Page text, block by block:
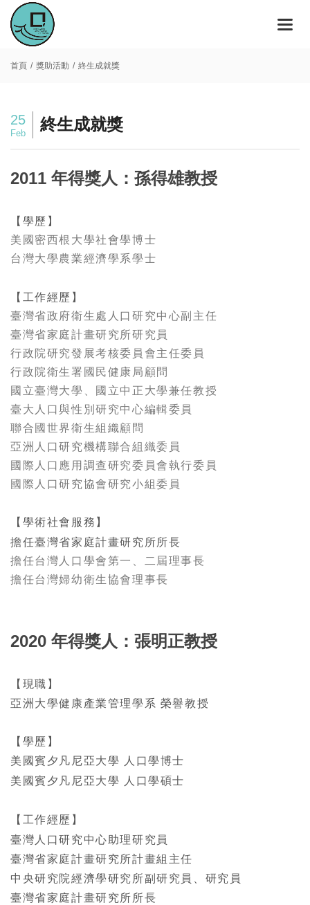
首頁 獎助活動 終生成就獎
25
Feb 終生成就獎
2011 年得獎人：孫得雄教授
【學歷】
美國密西根大學社會學博士
台灣大學農業經濟學系學士
【工作經歷】
臺灣省政府衛生處人口研究中心副主任
臺灣省家庭計畫研究所研究員
行政院研究發展考核委員會主任委員
行政院衛生署國民健康局顧問
國立臺灣大學、國立中正大學兼任教授
臺大人口與性別研究中心編輯委員
聯合國世界衛生組織顧問
亞洲人口研究機構聯合組織委員
國際人口應用調查研究委員會執行委員
國際人口研究協會研究小組委員
【學術社會服務】
擔任臺灣省家庭計畫研究所所長
擔任台灣人口學會第一、二屆理事長
擔任台灣婦幼衛生協會理事長
2020 年得獎人：張明正教授
【現職】
亞洲大學健康產業管理學系 榮譽教授
【學歷】
美國賓夕凡尼亞大學 人口學博士
美國賓夕凡尼亞大學 人口學碩士
【工作經歷】
臺灣人口研究中心助理研究員
臺灣省家庭計畫研究所計畫組主任
中央研究院經濟學研究所副研究員、研究員
臺灣省家庭計畫研究所所長